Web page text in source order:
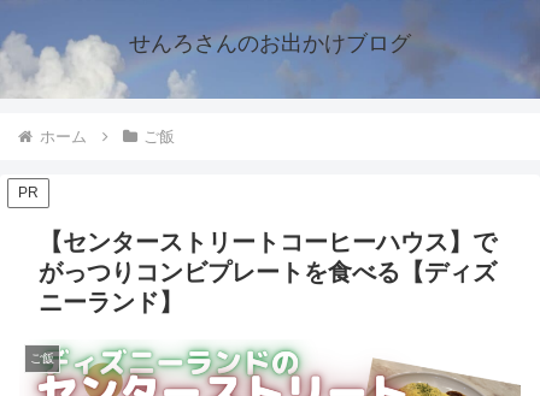
せんろさんのお出かけブログ
ホーム ご飯
PR
【センターストリートコーヒーハウス】で
がっつりコンビプレートを食べる【ディズ
ニーランド】
ご飯